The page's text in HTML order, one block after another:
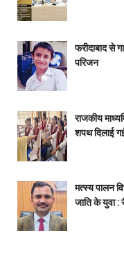
फरीदाबाद से
परिजन
राजकीय
शपथ दिलाई
मत्स्य पालन
जाति के युवा :